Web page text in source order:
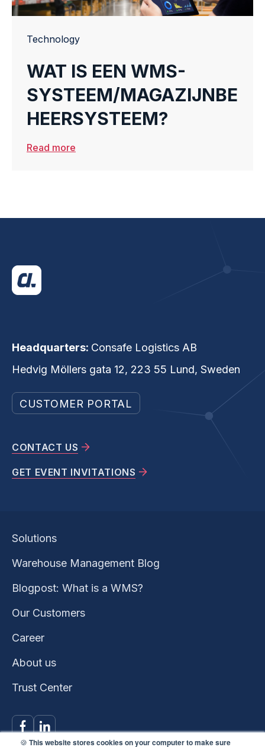
🍪 This website stores cookies on your computer to make sure
Technology
WAT IS EEN WMS-
SYSTEEM/MAGAZIJNBE
HEERSYSTEEM?
Read more
Headquarters: Consafe Logistics AB
Hedvig Möllers gata 12, 223 55 Lund, Sweden
CUSTOMER PORTAL
CONTACT US
GET EVENT INVITATIONS
Solutions
Warehouse Management Blog
Blogpost: What is a WMS?
Our Customers
Career
About us
Trust Center